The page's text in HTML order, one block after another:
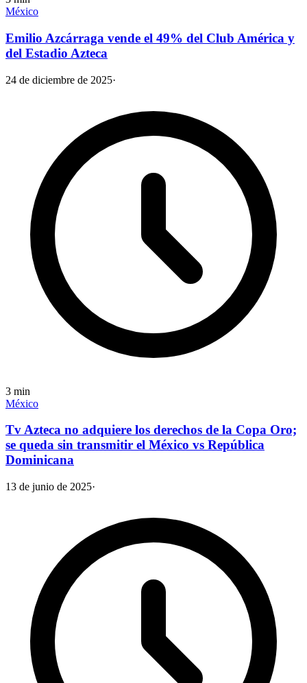
México
Emilio Azcárraga vende el 49% del Club América y
del Estadio Azteca
24 de diciembre de 2025·
3 min
México
Tv Azteca no adquiere los derechos de la Copa Oro;
se queda sin transmitir el México vs República
Dominicana
13 de junio de 2025·